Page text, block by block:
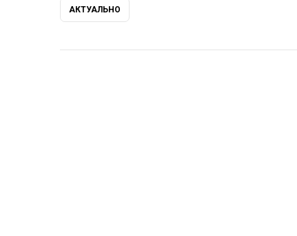
АКТУАЛЬНО